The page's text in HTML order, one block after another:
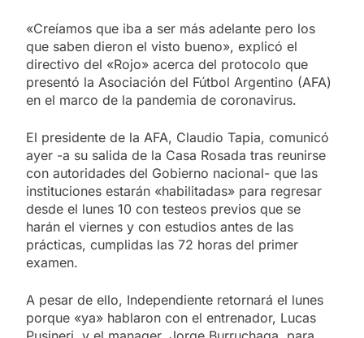
«Creíamos que iba a ser más adelante pero los
que saben dieron el visto bueno», explicó el
directivo del «Rojo» acerca del protocolo que
presentó la Asociación del Fútbol Argentino (AFA)
en el marco de la pandemia de coronavirus.
El presidente de la AFA, Claudio Tapia, comunicó
ayer -a su salida de la Casa Rosada tras reunirse
con autoridades del Gobierno nacional- que las
instituciones estarán «habilitadas» para regresar
desde el lunes 10 con testeos previos que se
harán el viernes y con estudios antes de las
prácticas, cumplidas las 72 horas del primer
examen.
A pesar de ello, Independiente retornará el lunes
porque «ya» hablaron con el entrenador, Lucas